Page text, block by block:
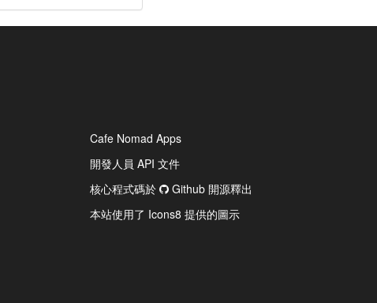
Cafe Nomad Apps
開發人員 API 文件
核心程式碼於
Github 開源釋出
本站使用了 Icons8 提供的圖示